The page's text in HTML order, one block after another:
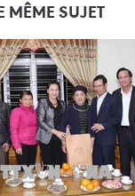
MÊME SUJET